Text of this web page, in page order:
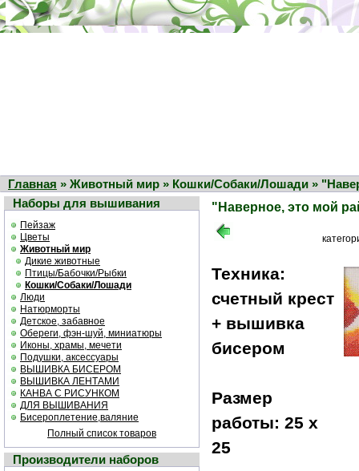
Главная » Животный мир » Кошки/Собаки/Лошади »
Наборы для вышивания
Пейзаж
Цветы
Животный мир
Дикие животные
Птицы/Бабочки/Рыбки
Кошки/Собаки/Лошади
Люди
Натюрморты
Детское, забавное
Обереги, фэн-шуй, миниатюры
Иконы, храмы, мечети
Подушки, аксессуары
ВЫШИВКА БИСЕРОМ
ВЫШИВКА ЛЕНТАМИ
КАНВА С РИСУНКОМ
ДЛЯ ВЫШИВАНИЯ
Бисероплетение,валяние
Полный список товаров
Производители наборов
"Наверное, это мой
Техника:
счетный крест
+ вышивка
бисером
Размер
работы: 25 х
25